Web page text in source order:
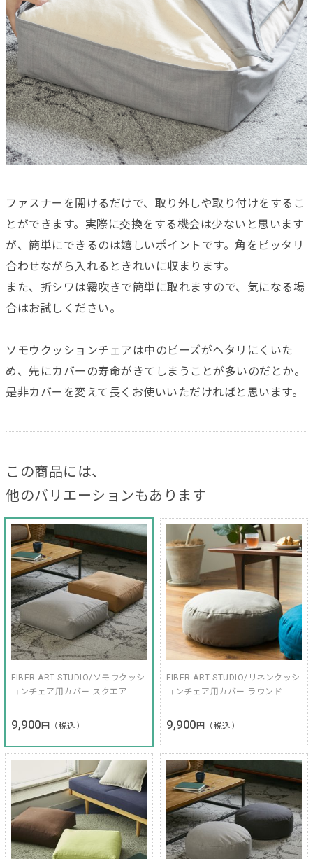
ファスナーを開けるだけで、取り外しや取り付けをするこ
とができます。実際に交換をする機会は少ないと思います
が、簡単にできるのは嬉しいポイントです。角をピッタリ
合わせながら入れるときれいに収まります。
また、折シワは霧吹きで簡単に取れますので、気になる場
合はお試しください。
ソモウクッションチェアは中のビーズがヘタリにくいた
め、先にカバーの寿命がきてしまうことが多いのだとか。
是非カバーを変えて長くお使いいただければと思います。
この商品には、
他のバリエーションもあります
FIBER ART STUDIO/ソモウクッシ
ョンチェア用カバー スクエア
9,900 円（税込）
FIBER ART STUDIO/リネンクッシ
ョンチェア用カバー ラウンド
9,900 円（税込）